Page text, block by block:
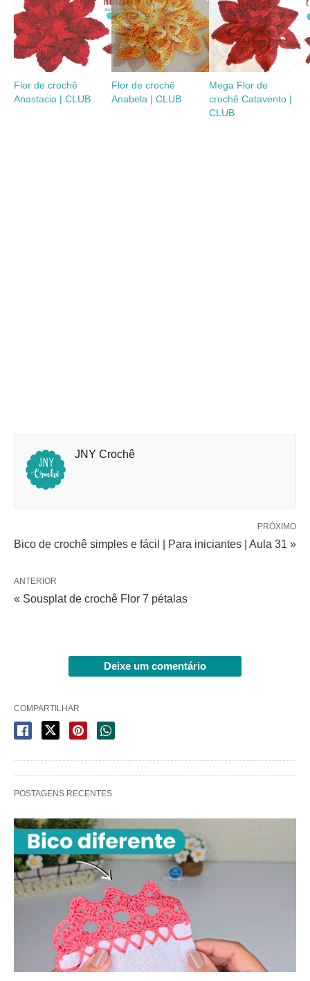
Flor de crochê
Anastacia | CLUB
Flor de crochê
Anabela | CLUB
Mega Flor de
crochê Catavento |
CLUB
JNY Crochê
PRÓXIMO
Bico de crochê simples e fácil | Para iniciantes | Aula 31 »
ANTERIOR
« Sousplat de crochê Flor 7 pétalas
Deixe um comentário
COMPARTILHAR
POSTAGENS RECENTES